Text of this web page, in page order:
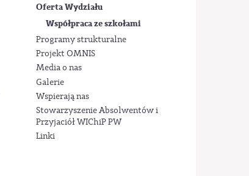
Oferta Wydziału
Współpraca ze szkołami
Programy strukturalne
Projekt OMNIS
Media o nas
Galerie
Wspierają nas
Stowarzyszenie Absolwentów i
Przyjaciół WIChiP PW
Linki